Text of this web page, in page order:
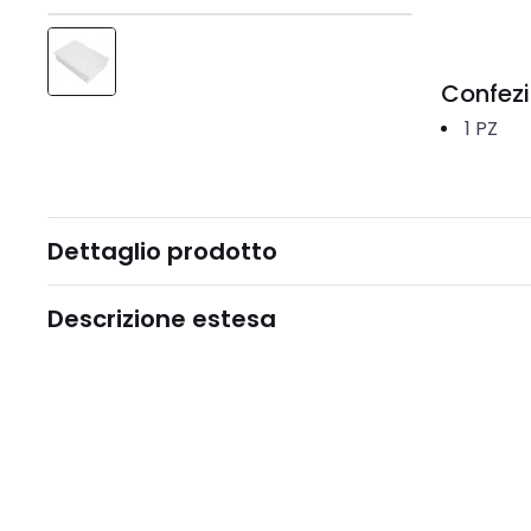
1 PZ
Dettaglio prodotto
Descrizione estesa